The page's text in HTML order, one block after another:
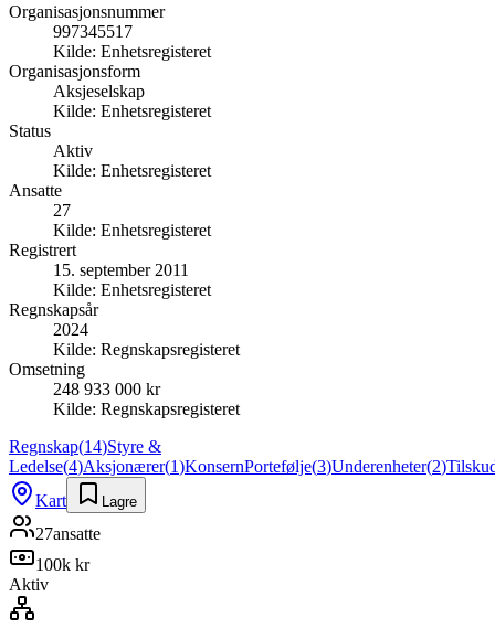
Organisasjonsnummer
997345517
Kilde: Enhetsregisteret
Organisasjonsform
Aksjeselskap
Kilde: Enhetsregisteret
Status
Aktiv
Kilde: Enhetsregisteret
Ansatte
27
Kilde: Enhetsregisteret
Registrert
15. september 2011
Kilde: Enhetsregisteret
Regnskapsår
2024
Kilde: Regnskapsregisteret
Omsetning
248 933 000 kr
Kilde: Regnskapsregisteret
Regnskap(14)Styre &
Ledelse(4)Aksjonærer(1)KonsernPortefølje(3)Underenheter(2)
Kart
Lagre
27ansatte
100k kr
Aktiv